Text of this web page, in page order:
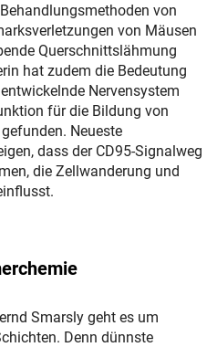
von
von Mäusen
Querschnittslähmung
hat zudem die Bedeutung
Nervensystem
für die Bildung von
Neueste
dass der CD95-Signalweg
die Zellwanderung und
Smarsly geht es um
Denn dünnste